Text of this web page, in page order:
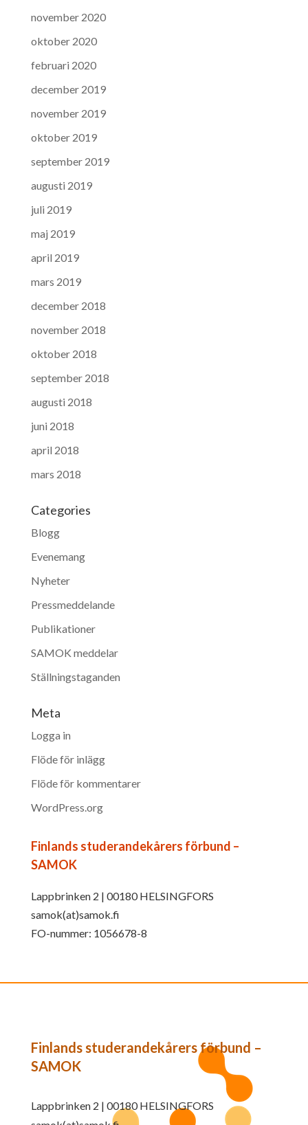
november 2020
oktober 2020
februari 2020
december 2019
november 2019
oktober 2019
september 2019
augusti 2019
juli 2019
maj 2019
april 2019
mars 2019
december 2018
november 2018
oktober 2018
september 2018
augusti 2018
juni 2018
april 2018
mars 2018
Categories
Blogg
Evenemang
Nyheter
Pressmeddelande
Publikationer
SAMOK meddelar
Ställningstaganden
Meta
Logga in
Flöde för inlägg
Flöde för kommentarer
WordPress.org
Finlands studerandekårers förbund –
SAMOK
Lappbrinken 2 | 00180 HELSINGFORS
samok(at)samok.fi
FO-nummer: 1056678-8
Finlands studerandekårers förbund –
SAMOK
Lappbrinken 2 | 00180 HELSINGFORS